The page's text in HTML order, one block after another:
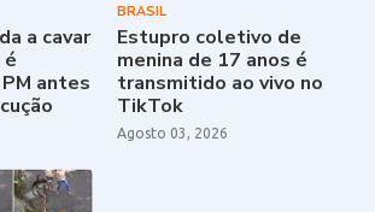
a cavar
é
antes
BRASIL
Estupro coletivo de
menina de 17 anos é
transmitido ao vivo no
TikTok
Agosto 03, 2026